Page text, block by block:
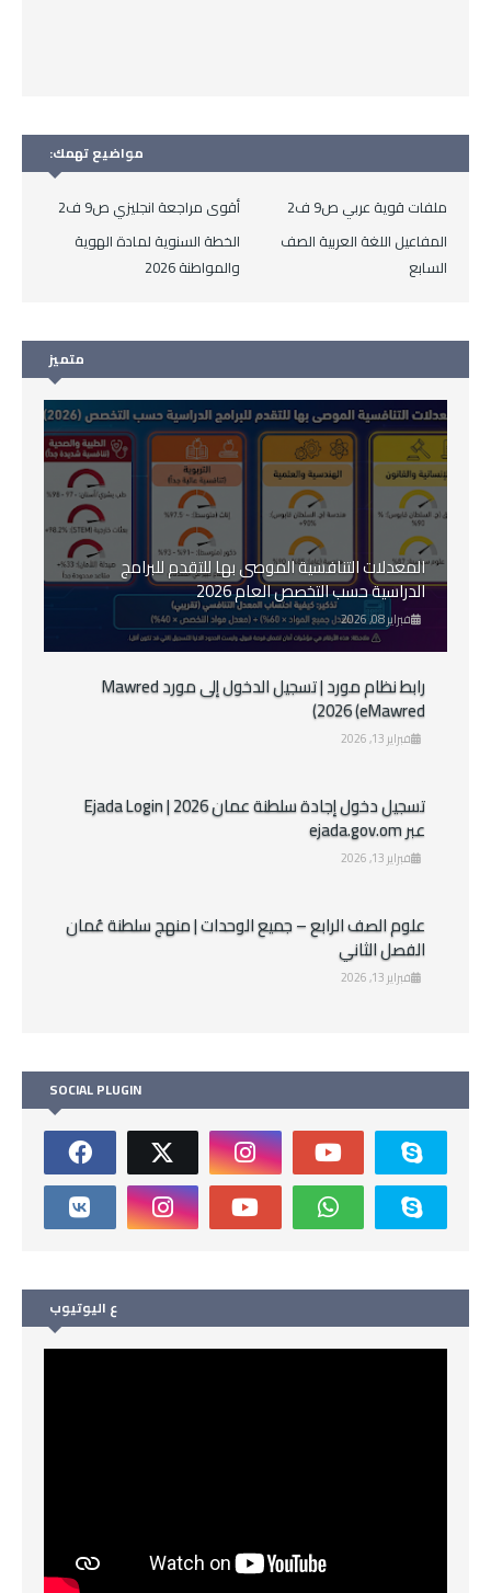
مواضيع تهمك:
أقوى مراجعة انجليزي ص9 ف2
ملفات قوية عربي ص9 ف2
الخطة السنوية لمادة الهوية
والمواطنة 2026
المفاعيل اللغة العربية الصف
السابع
متميز
المعدلات التنافسية الموصى بها للتقدم للبرامج
الدراسية حسب التخصص العام 2026
فبراير 08, 2026
رابط نظام مورد | تسجيل الدخول إلى مورد Mawred
2026 (eMawred)
فبراير 13, 2026
تسجيل دخول إجادة سلطنة عمان 2026 | Ejada Login
عبر ejada.gov.om
فبراير 13, 2026
علوم الصف الرابع – جميع الوحدات | منهج سلطنة عُمان
الفصل الثاني
فبراير 13, 2026
SOCIAL PLUGIN
ع اليوتيوب